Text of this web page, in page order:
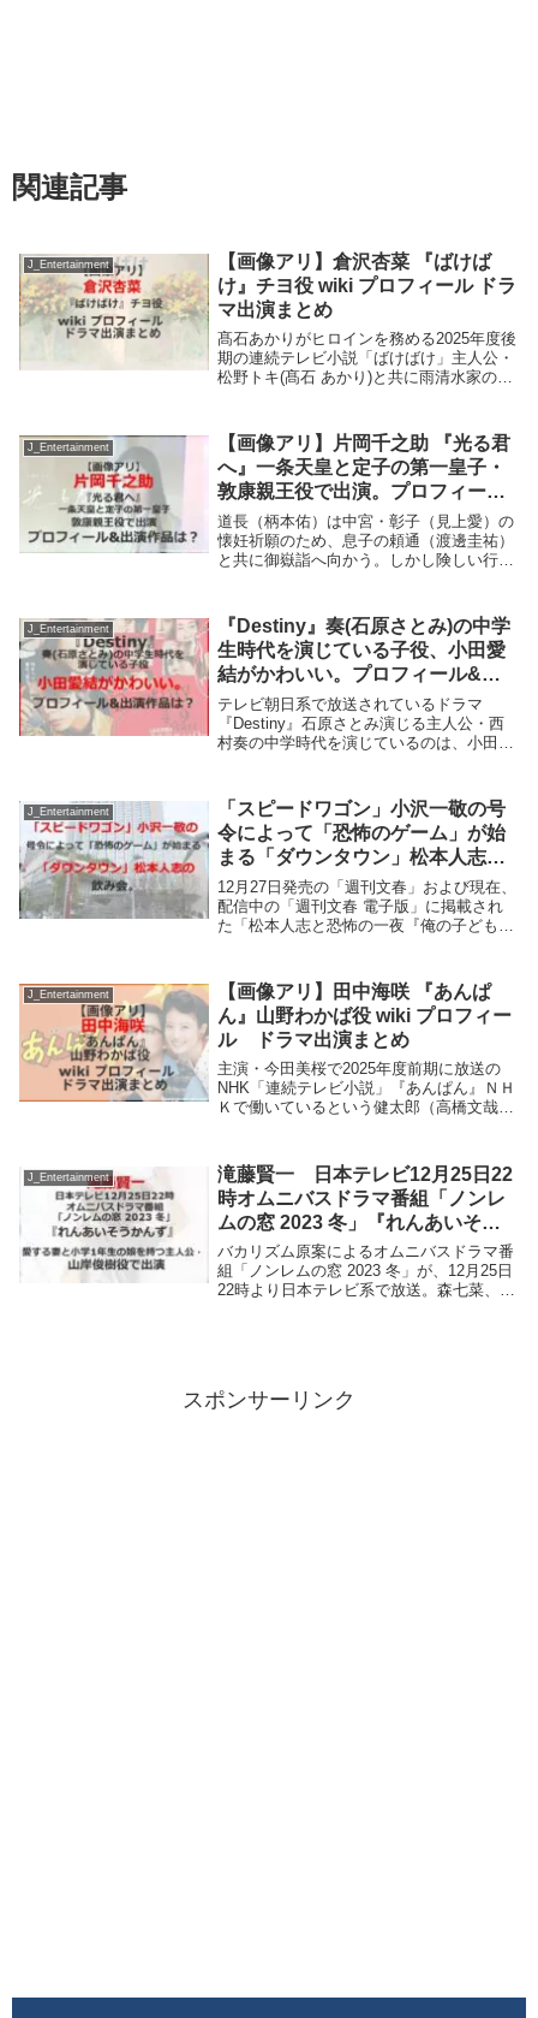
関連記事
J_Entertainment
【画像アリ】倉沢杏菜 『ばけば
け』チヨ役 wiki プロフィール ドラ
マ出演まとめ
髙石あかりがヒロインを務める2025年度後
期の連続テレビ小説「ばけばけ」主人公・
松野トキ(髙石 あかり)と共に雨清水家の織
ルは? これまで出演したテレビドラマは?
倉...
J_Entertainment
【画像アリ】片岡千之助 『光る君
へ』一条天皇と定子の第一皇子・
敦康親王役で出演。プロフィール
&出演作品は？
道長（柄本佑）は中宮・彰子（見上愛）の
懐妊祈願のため、息子の頼通（渡邊圭祐）
と共に御嶽詣へ向かう。しかし険しい行程
浦翔平）が武者を引き連れ、不穏な動きを
見せる。その...
J_Entertainment
『Destiny』奏(石原さとみ)の中学
生時代を演じている子役、小田愛
結がかわいい。プロフィール&出
演作品は？
テレビ朝日系で放送されているドラマ
『Destiny』石原さとみ演じる主人公・西
村奏の中学時代を演じているのは、小田愛
ィール 小田愛結の過去の主な出演作品小
田愛結のプ...
J_Entertainment
「スピードワゴン」小沢一敬の号
令によって「恐怖のゲーム」が始
まる「ダウンタウン」松本人志の
飲み会。
12月27日発売の「週刊文春」および現在、
配信中の「週刊文春 電子版」に掲載され
た「松本人志と恐怖の一夜『俺の子ども産
は、告発者A子さんだけではない――。
2015年9...
J_Entertainment
【画像アリ】田中海咲 『あんぱ
ん』山野わかば役 wiki プロフィー
ル ドラマ出演まとめ
主演・今田美桜で2025年度前期に放送の
NHK「連続テレビ小説」『あんぱん』ＮＨ
Ｋで働いているという健太郎（高橋文哉）
自慢の予選会当日。のぶ（今田美桜）と嵩
（北村匠...
J_Entertainment
滝藤賢一 日本テレビ12月25日22
時オムニバスドラマ番組「ノンレ
ムの窓 2023 冬」『れんあいそう
かんず』愛する妻と小学1年生の娘
を持つ主人公・山岸俊樹役で出
演。
バカリズム原案によるオムニバスドラマ番
組「ノンレムの窓 2023 冬」が、12月25日
22時より日本テレビ系で放送。森七菜、滝
スポンサーリンク